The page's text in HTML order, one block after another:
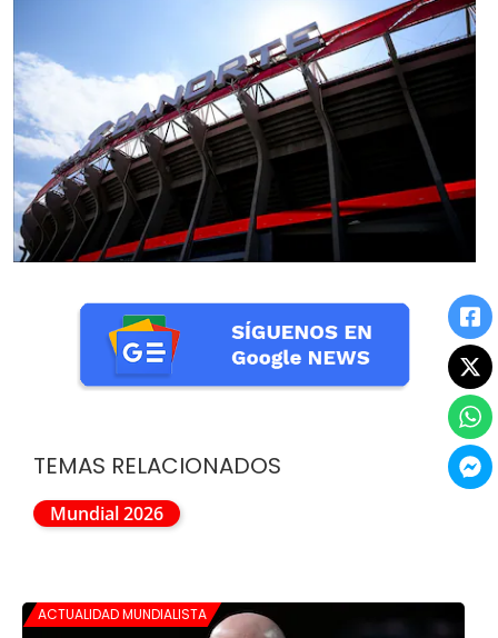
TEMAS RELACIONADOS
Mundial 2026
ACTUALIDAD MUNDIALISTA